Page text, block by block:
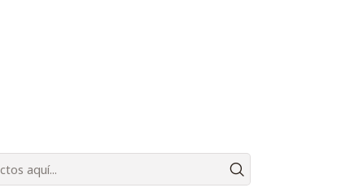
10 plantas baby de 1 a 4 cm de diámetro